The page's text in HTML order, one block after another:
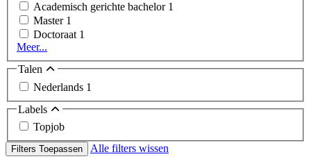
Academisch gerichte bachelor 1
Master 1
Doctoraat 1
Meer...
Talen
Nederlands 1
Labels
Topjob
Filters Toepassen Alle filters wissen